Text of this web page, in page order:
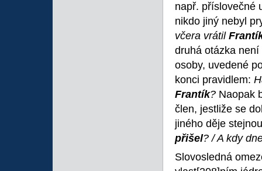
např. příslovečné
nikdo jiný nebyl
včera vrátil
druhá otázka
osoby, uvedené
konci pravidlem:
Frantík? Naopak
člen, jestliže se
jiného děje
přišel? / A kdy
Slovosledná